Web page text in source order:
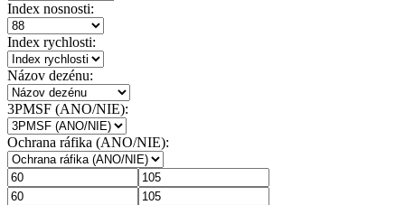
Index nosnosti:
Index rychlosti:
Názov dezénu:
3PMSF (ANO/NIE):
Ochrana ráfika (ANO/NIE):